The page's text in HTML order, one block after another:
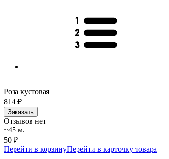
Роза кустовая
814 ₽
Заказать
Отзывов нет
~45 м.
50 ₽
Перейти в корзинуПерейти в карточку товара